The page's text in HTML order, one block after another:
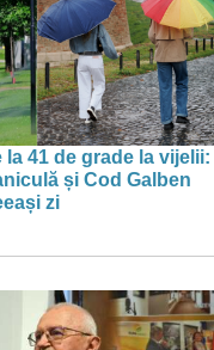
41 de grade la vijelii:
și Cod Galben
zi